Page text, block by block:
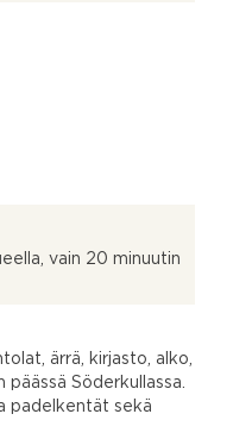
vain 20 minuutin
ärrä, kirjasto, alko,
päässä Söderkullassa.
padelkentät sekä